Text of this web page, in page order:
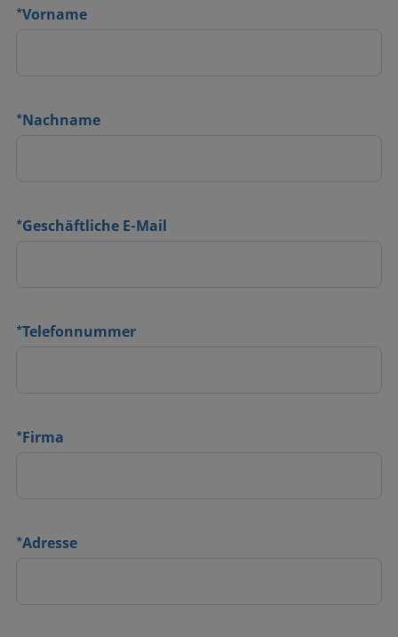
*Vorname
*Nachname
*Geschäftliche E-Mail
*Telefonnummer
*Firma
*Adresse